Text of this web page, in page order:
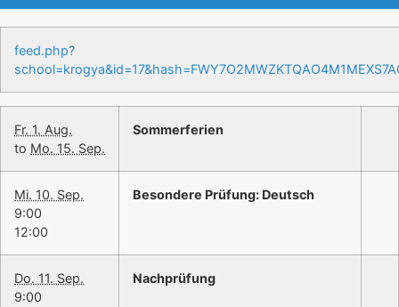
feed.php?
Fr. 1. Aug.
to Mo. 15. Sep.
Sommerferien
Mi. 10. Sep.
9:00
12:00
Besondere Prüfung: Deutsch
Do. 11. Sep.
9:00
Nachprüfung